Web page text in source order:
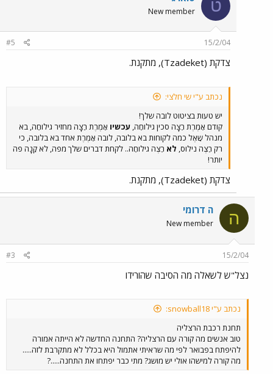
ט New member
15/2/04
#5
צדקת (Tzadeket), מתקנת.
נכתב ע"י שי חלצי:
יש טעות בציטוט לובה שלך!
קודם אַמֶרֶת רַצָה סכין גילוחַה, עכשיו אַמֶרֶת רַצָה מחזיר גילוחַה, בא
מנהל שַאֶל כמה לקוחות בא בלובה, לובה אַמֶרֶת אחד בא בלובה, כי
רק רַצֶה נילוס, לא רַצֶה גילוחַה.. לקחת דברים שלך מפה, לא קַנָה פה
יותר!
צדקת (Tzadeket), מתקנת.
ה ה דרומי
New member
15/2/04
#3
נצל"ש לשאלה מה הסיבה שהורידו
נכתב ע"י snowball18:
תחנת רכבת הרצליה
טוב אנשים מה קורה עם הרצליה? התחנה החדשה לא הייתה אמורה
להיפתח בפבואר לפי מה שראיתי אתמול היא בכלל לא מתקרבת לזה.....
מה קורה למישהו אולי יש מושג? מתי כבר יפתחו את התחנה.....?